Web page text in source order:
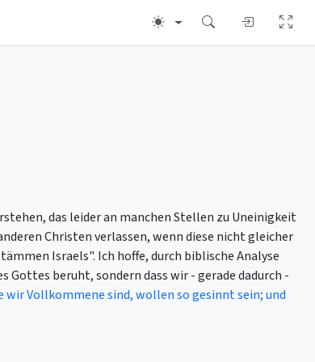
das leider an manchen Stellen zu Uneinigkeit
Christen verlassen, wenn diese nicht gleicher
Israels". Ich hoffe, durch biblische Analyse
Gottes beruht, sondern dass wir - gerade dadurch -
wir Vollkommene sind, wollen so gesinnt sein; und